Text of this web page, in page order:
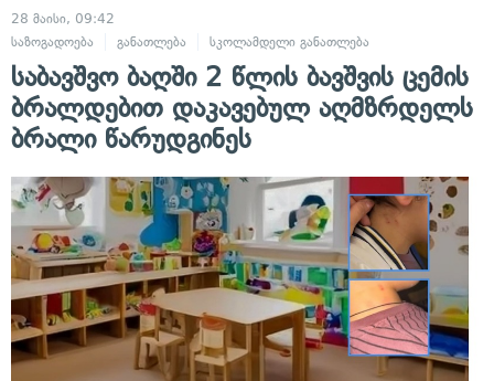
28 მაისი, 09:42
საზოგადოება
განათლება სკოლამდელი განათლება
საბავშვო ბაღში 2 წლის ბავშვის ცემის
ბრალდებით დაკავებულ აღმზრდელს
ბრალი წარუდგინეს